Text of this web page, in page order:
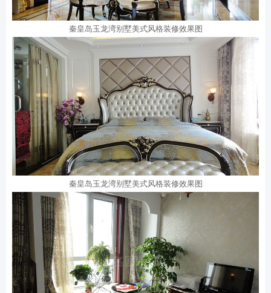
秦皇岛玉龙湾别墅美式风格装修效果图
秦皇岛玉龙湾别墅美式风格装修效果图